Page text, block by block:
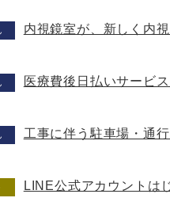
内視鏡室が、新しく内
医療費後日払いサービ
工事に伴う駐車場・通
LINE公式アカウントは